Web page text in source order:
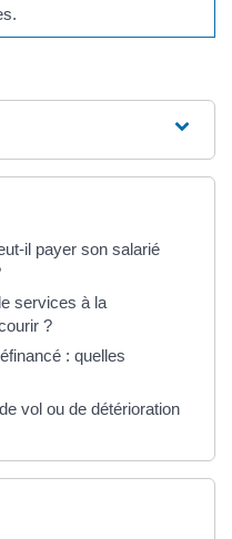
il payer son salarié
services à la
?
: quelles
vol ou de détérioration